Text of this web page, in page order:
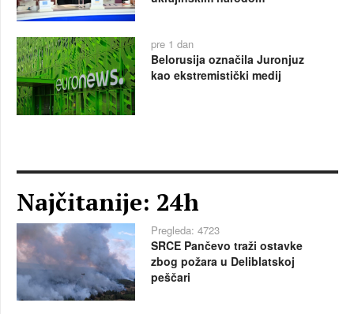
pre 1 dan
Belorusija označila Juronjuz
kao ekstremistički medij
Najčitanije: 24h
Pregleda: 4723
SRCE Pančevo traži ostavke
zbog požara u Deliblatskoj
peščari